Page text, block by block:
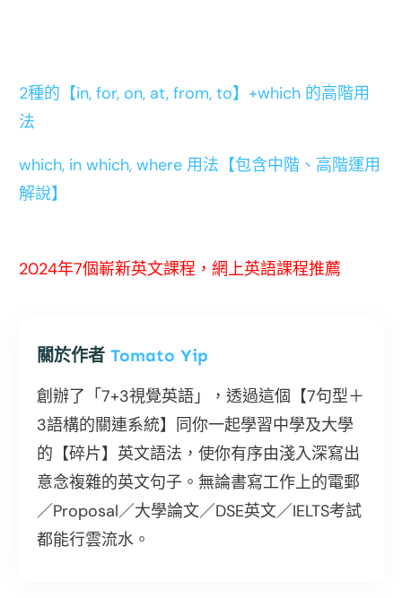
2種的【in, for, on, at, from, to】+which 的高階用
法
which, in which, where 用法【包含中階、高階運用
解說】
2024年7個嶄新英文課程，網上英語課程推薦
關於作者 Tomato Yip
創辦了「7+3視覺英語」，透過這個【7句型＋
3語構的關連系統】同你一起學習中學及大學
的【碎片】英文語法，使你有序由淺入深寫出
意念複雜的英文句子。無論書寫工作上的電郵
／Proposal／大學論文／DSE英文／IELTS考試
都能行雲流水。